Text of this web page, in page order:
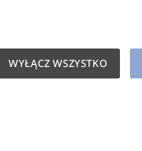
WYŁĄCZ WSZYSTKO